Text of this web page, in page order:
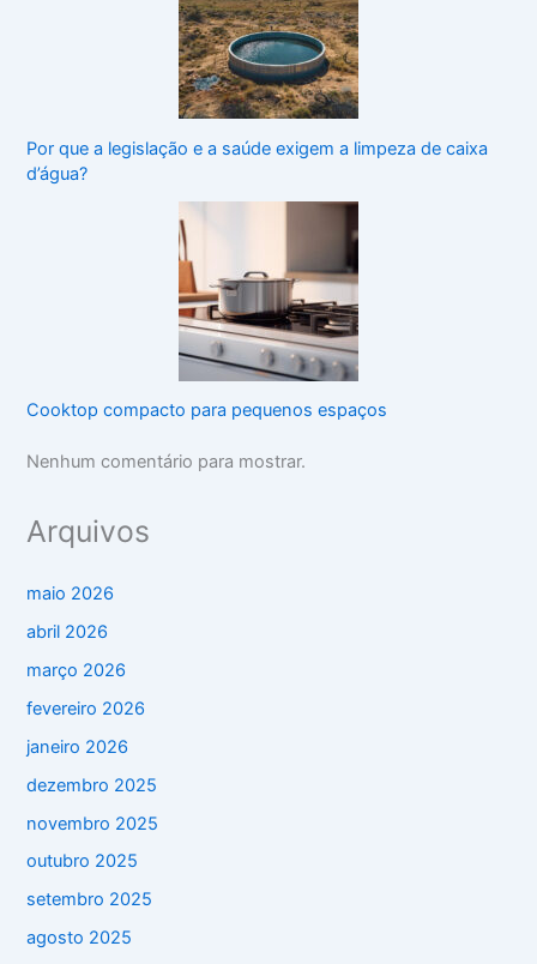
Por que a legislação e a saúde exigem a limpeza de caixa
d’água?
Cooktop compacto para pequenos espaços
Nenhum comentário para mostrar.
Arquivos
maio 2026
abril 2026
março 2026
fevereiro 2026
janeiro 2026
dezembro 2025
novembro 2025
outubro 2025
setembro 2025
agosto 2025